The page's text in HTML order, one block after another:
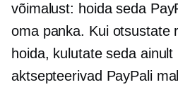
võimalust: hoida seda
oma panka. Kui otsustate
hoida, kulutate seda
aktsepteerivad PayPali